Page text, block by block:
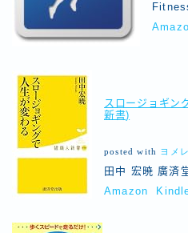
スロージョギン
新書)
posted with ヨメ
田中 宏暁 廣済
Amazon